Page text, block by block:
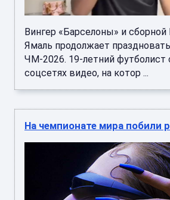
Вингер «Барселоны» и
Ямаль продолжает
ЧМ-2026. 19-летний футболист
соцсетях видео, на котор ...
На чемпионате мира побили